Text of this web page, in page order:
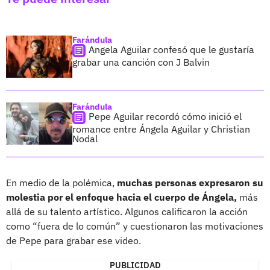
Farándula
Angela Aguilar confesó que le gustaría
grabar una canción con J Balvin
Farándula
Pepe Aguilar recordó cómo inició el
romance entre Ángela Aguilar y Christian
Nodal
En medio de la polémica, muchas personas expresaron su
molestia por el enfoque hacia el cuerpo de Ángela, más
allá de su talento artístico. Algunos calificaron la acción
como “fuera de lo común” y cuestionaron las motivaciones
de Pepe para grabar ese video.
PUBLICIDAD